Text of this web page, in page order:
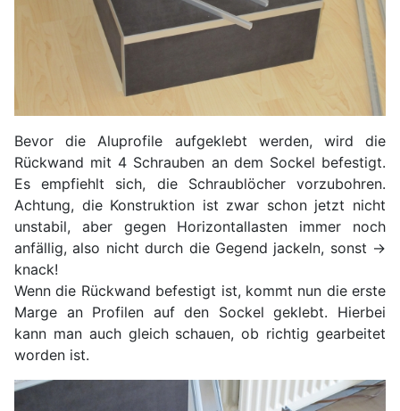
Bevor die Aluprofile aufgeklebt werden, wird die
Rückwand mit 4 Schrauben an dem Sockel befestigt.
Es empfiehlt sich, die Schraublöcher vorzubohren.
Achtung, die Konstruktion ist zwar schon jetzt nicht
unstabil, aber gegen Horizontallasten immer noch
anfällig, also nicht durch die Gegend jackeln, sonst ->
knack!
Wenn die Rückwand befestigt ist, kommt nun die erste
Marge an Profilen auf den Sockel geklebt. Hierbei
kann man auch gleich schauen, ob richtig gearbeitet
worden ist.